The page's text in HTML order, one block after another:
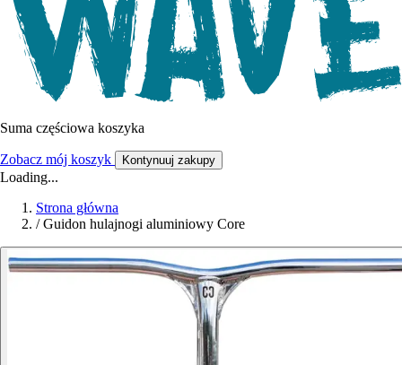
Suma częściowa koszyka
Zobacz mój koszyk Kontynuuj zakupy
Loading...
Strona główna
/ Guidon hulajnogi aluminiowy Core